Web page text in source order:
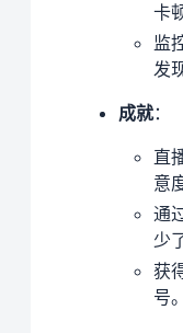
卡
监
发
成就：
直
意
通
少
获
号。